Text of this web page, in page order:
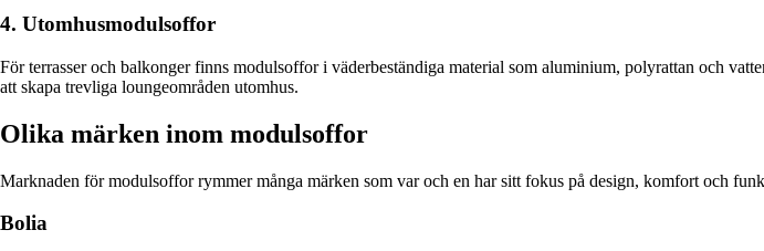
4. Utomhusmodulsoffor
För terrasser och balkonger finns modulsoffor i väderbeständiga material som aluminium, polyrattan och
att skapa trevliga loungeområden utomhus.
Olika märken inom modulsoffor
Marknaden för modulsoffor rymmer många märken som var och en har sitt fokus på design, komfort och
Bolia